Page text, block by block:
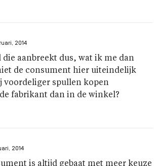
2014
aanbreekt dus, wat ik me dan
de consument hier uiteindelijk
voordeliger spullen kopen
fabrikant dan in de winkel?
2014
is altijd gebaat met meer keuze